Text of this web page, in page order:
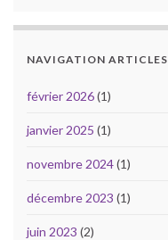
NAVIGATION ARTICLES
février 2026(1)
janvier 2025 (1)
novembre 2024(1)
décembre 2023 (1)
juin 2023 (2)